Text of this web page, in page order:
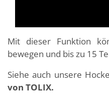
Mit dieser Funktion
bewegen und bis zu 15
Siehe auch unsere
von TOLIX.